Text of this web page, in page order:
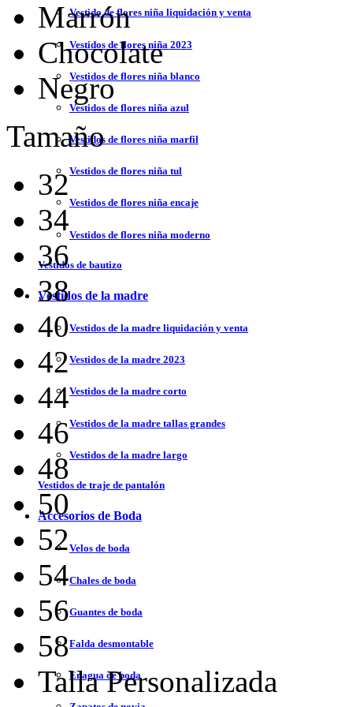
Vestido de flores niña liquidación y venta
Vestidos de flores niña 2023
Vestidos de flores niña blanco
Vestidos de flores niña azul
Vestidos de flores niña marfil
Vestidos de flores niña tul
Vestidos de flores niña encaje
Vestidos de flores niña moderno
Vestidos de bautizo
Vestidos de la madre
Vestidos de la madre liquidación y venta
Vestidos de la madre 2023
Vestidos de la madre corto
Vestidos de la madre tallas grandes
Vestidos de la madre largo
Vestidos de traje de pantalón
Accesorios de Boda
Velos de boda
Chales de boda
Guantes de boda
Falda desmontable
Enagua de boda
Marrón
Chocolate
Negro
Tamaño
32
34
36
38
40
42
44
46
48
50
52
54
56
58
Talla Personalizada